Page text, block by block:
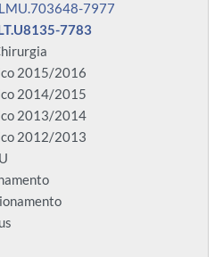
7977
7783
2015/2016
2014/2015
2013/2014
2012/2013